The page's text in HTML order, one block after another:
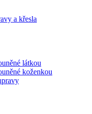
a křesla
látkou
koženkou